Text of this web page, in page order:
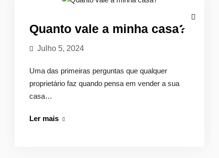
Quanto vale a minha casa?
Julho 5, 2024
Uma das primeiras perguntas que qualquer
proprietário faz quando pensa em vender a sua
casa…
Ler maisQuanto